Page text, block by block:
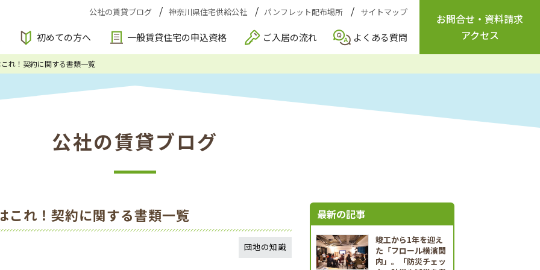
公社の賃貸ブログ 神奈川県住宅供給公社 パンフレット配布場所 サイトマップ
初めての方へ 一般賃貸住宅の申込資格 ご入居の流れ よくある質問
お問合せ ・ 資料請求
アクセス
れ！契約に関する書類一覧
公社の賃貸ブログ
これ！契約に関する書類一覧
団地の知識
最新の記事
竣工から1年を迎え
た「フロール横濱関
内」。「防災チェッ